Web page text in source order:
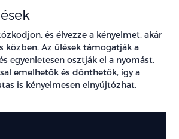
és élvezze a kényelmet, akár
közben. Az ülések támogatják a
egyenletesen osztják el a nyomást.
emelhetők és dönthetők, így a
is kényelmesen elnyújtózhat.